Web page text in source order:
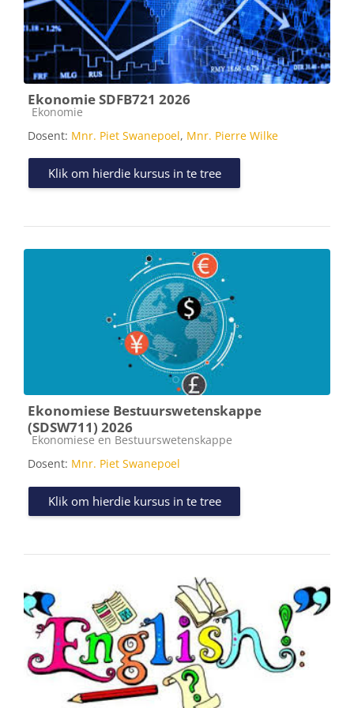
Ekonomie SDFB721 2026
Kursus kategorie
Ekonomie
Dosent: Mnr. Piet Swanepoel, Mnr. Pierre Wilke
Klik om hierdie kursus in te tree
Ekonomiese Bestuurswetenskappe
(SDSW711) 2026
Kursus kategorie
Ekonomiese en Bestuurswetenskappe
Dosent: Mnr. Piet Swanepoel
Klik om hierdie kursus in te tree